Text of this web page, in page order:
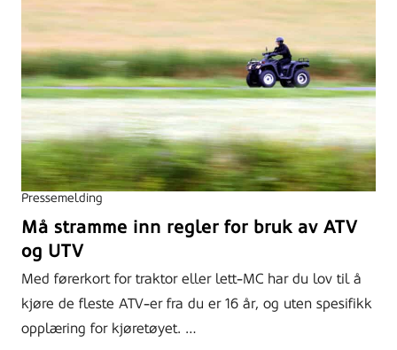
Pressemelding
Må stramme inn regler for bruk av ATV
og UTV
Med førerkort for traktor eller lett-MC har du lov til å
kjøre de fleste ATV-er fra du er 16 år, og uten spesifikk
opplæring for kjøretøyet. …